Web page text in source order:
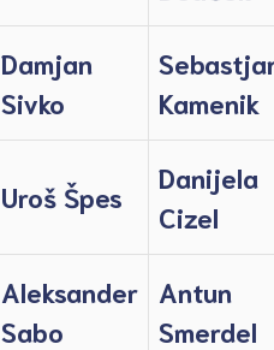
Damjan
Sivko
Kamenik
Uroš Špes
Danijela
Cizel
Aleksander
Sabo
Antun
Smerdel